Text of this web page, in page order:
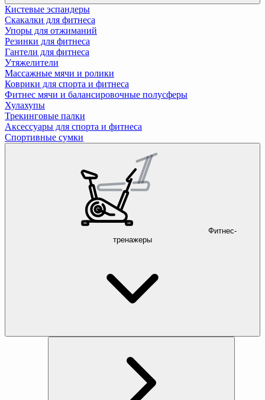
Кистевые эспандеры
Скакалки для фитнеса
Упоры для отжиманий
Резинки для фитнеса
Гантели для фитнеса
Утяжелители
Массажные мячи и ролики
Коврики для спорта и фитнеса
Фитнес мячи и балансировочные полусферы
Хулахупы
Трекинговые палки
Аксессуары для спорта и фитнеса
Спортивные сумки
Фитнес-
тренажеры